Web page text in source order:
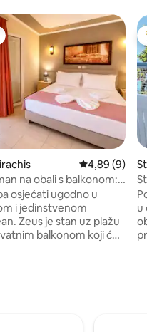
Prosječna
4,89 (9)
na obali s balkonom:
osjećati ugodno u
i jedinstvenom
plažu
balkonom koji će
u